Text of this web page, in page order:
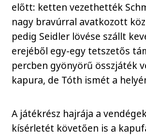
előtt: ketten vezethették
nagy bravúrral avatkozott
pedig Seidler lövése szállt
erejéből egy-egy tetszetős
percben gyönyörű összjáték
kapura, de Tóth ismét a
A játékrész hajrája a
kísérletét követően is a